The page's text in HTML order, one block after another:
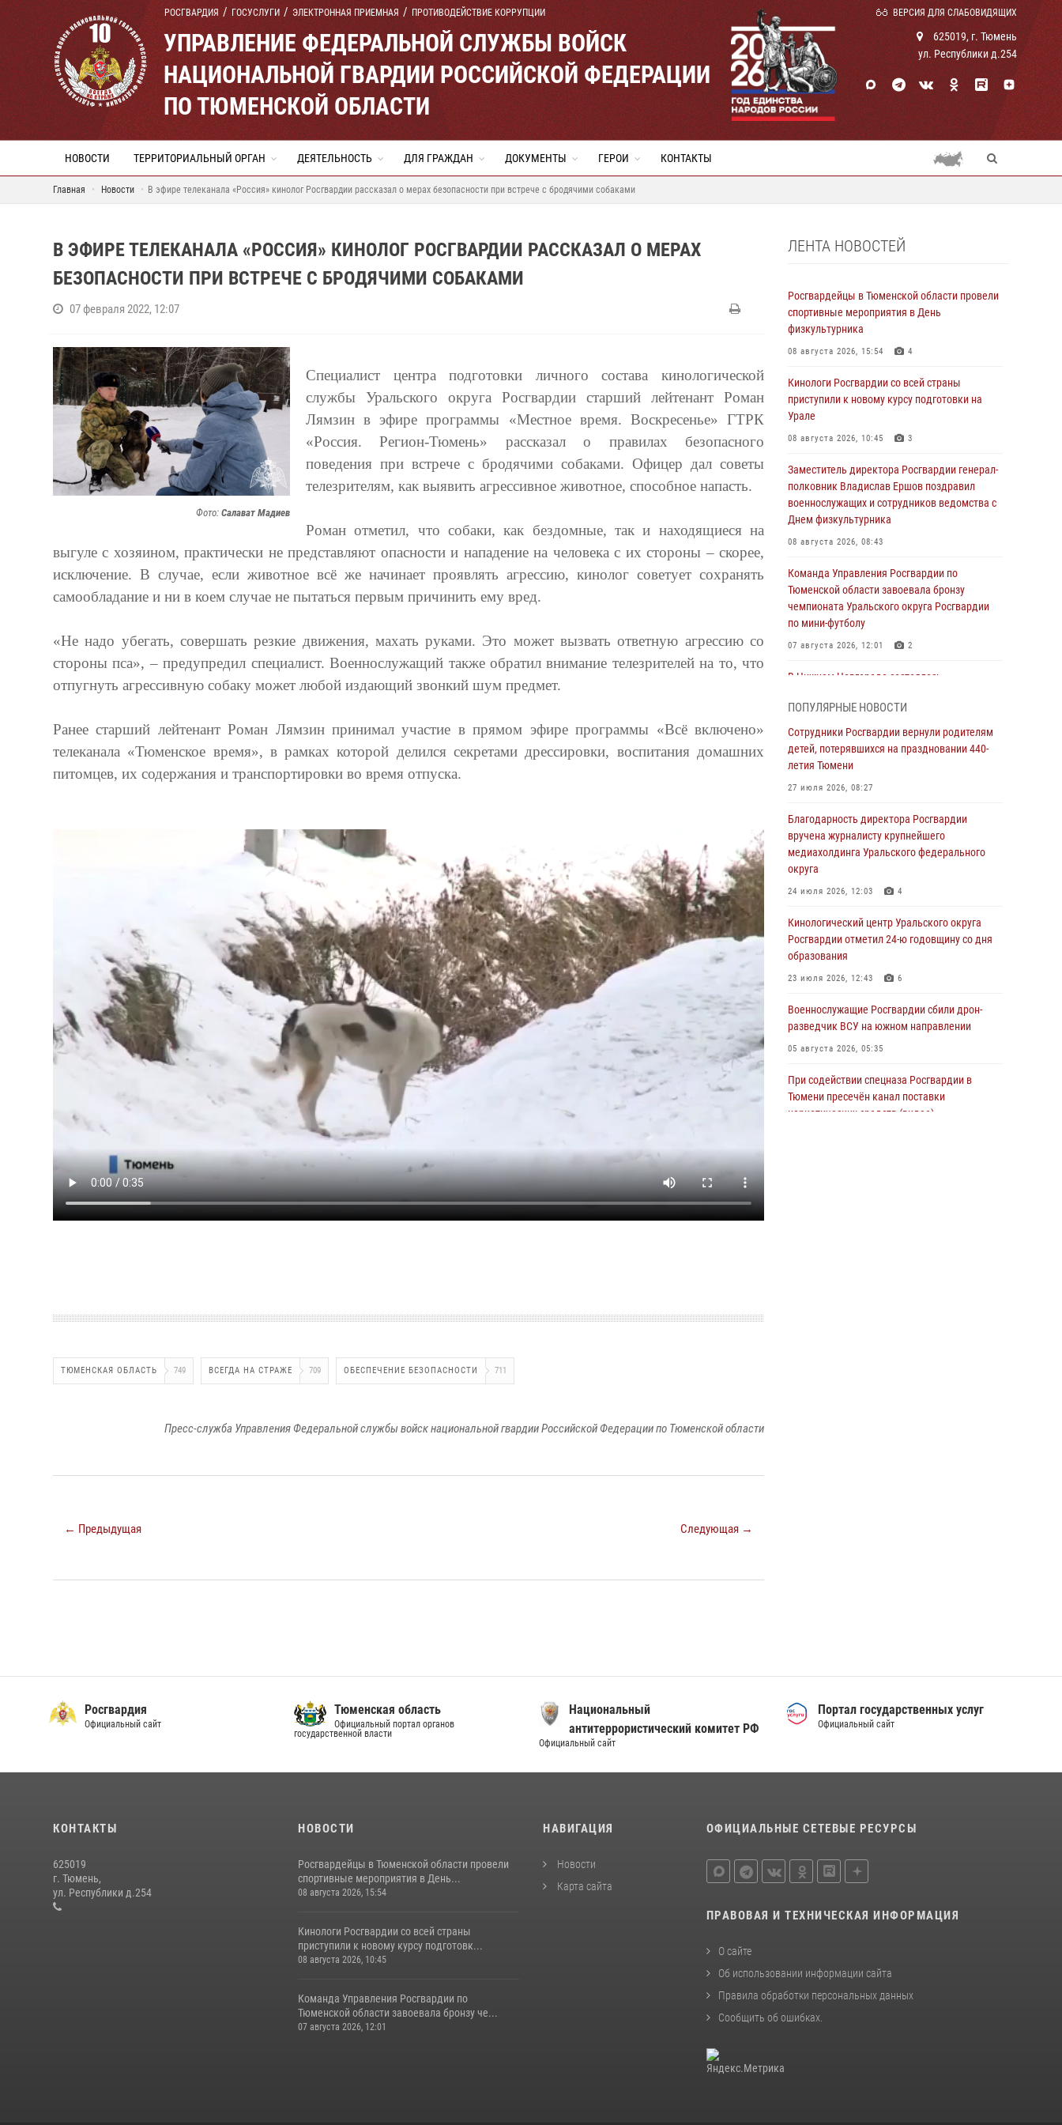
РОСГВАРДИЯ ГОСУСЛУГИ ЭЛЕКТРОННАЯ ПРИЕМНАЯ ПРОТИВОДЕЙСТВИЕ КОРРУПЦИИ ВЕРСИЯ ДЛЯ СЛАБОВИДЯЩИХ
УПРАВЛЕНИЕ ФЕДЕРАЛЬНОЙ СЛУЖБЫ ВОЙСК
НАЦИОНАЛЬНОЙ ГВАРДИИ РОССИЙСКОЙ ФЕДЕРАЦИИ
ПО ТЮМЕНСКОЙ ОБЛАСТИ
625019, г. Тюмень
ул. Республики д.254
НОВОСТИ ТЕРРИТОРИАЛЬНЫЙ ОРГАН ДЕЯТЕЛЬНОСТЬ ДЛЯ ГРАЖДАН ДОКУМЕНТЫ ГЕРОИ КОНТАКТЫ
Главная Новости В эфире телеканала «Россия» кинолог Росгвардии рассказал о мерах безопасности при встрече с бродячими собаками
В ЭФИРЕ ТЕЛЕКАНАЛА «РОССИЯ» КИНОЛОГ РОСГВАРДИИ РАССКАЗАЛ О МЕРАХ
БЕЗОПАСНОСТИ ПРИ ВСТРЕЧЕ С БРОДЯЧИМИ СОБАКАМИ
07 февраля 2022, 12:07
Фото: Салават Мадиев
Специалист центра подготовки личного состава кинологической
службы Уральского округа Росгвардии старший лейтенант Роман
Лямзин в эфире программы «Местное время. Воскресенье» ГТРК
«Россия. Регион-Тюмень» рассказал о правилах безопасного
поведения при встрече с бродячими собаками. Офицер дал советы
телезрителям, как выявить агрессивное животное, способное напасть.
Роман отметил, что собаки, как бездомные, так и находящиеся на
выгуле с хозяином, практически не представляют опасности и нападение на человека с их стороны – скорее,
исключение. В случае, если животное всё же начинает проявлять агрессию, кинолог советует сохранять
самообладание и ни в коем случае не пытаться первым причинить ему вред.
«Не надо убегать, совершать резкие движения, махать руками. Это может вызвать ответную агрессию со
стороны пса», – предупредил специалист. Военнослужащий также обратил внимание телезрителей на то, что
отпугнуть агрессивную собаку может любой издающий звонкий шум предмет.
Ранее старший лейтенант Роман Лямзин принимал участие в прямом эфире программы «Всё включено»
телеканала «Тюменское время», в рамках которой делился секретами дрессировки, воспитания домашних
питомцев, их содержания и транспортировки во время отпуска.
ТЮМЕНСКАЯ ОБЛАСТЬ 749 ВСЕГДА НА СТРАЖЕ 709 ОБЕСПЕЧЕНИЕ БЕЗОПАСНОСТИ 711
Пресс-служба Управления Федеральной службы войск национальной гвардии Российской Федерации по Тюменской области
← Предыдущая Следующая →
ЛЕНТА НОВОСТЕЙ
Росгвардейцы в Тюменской области провели
спортивные мероприятия в День
физкультурника
08 августа 2026, 15:54 4
Кинологи Росгвардии со всей страны
приступили к новому курсу подготовки на
Урале
08 августа 2026, 10:45 3
Заместитель директора Росгвардии генерал-
полковник Владислав Ершов поздравил
военнослужащих и сотрудников ведомства с
Днем физкультурника
08 августа 2026, 08:43
Команда Управления Росгвардии по
Тюменской области завоевала бронзу
чемпионата Уральского округа Росгвардии
по мини-футболу
07 августа 2026, 12:01 2
В Нижнем Новгороде состоялось
вопросам развития вневедомственной
охраны Росгвардии (видео)
07 августа 2026, 11:48 3 1
Тюмени
07 августа 2026, 10:57 5
Память военнослужащих, погибших в разные
годы при исполнении воинского долга,
Уральского округа Росгвардии
06 августа 2026, 12:38 6
Росгвардейцы в Тюменской области
напоминают о мерах безопасности
06 августа 2026, 12:33 2
фотопроекте «Прогуляемся по Тюменской
области» в рамках акции «Храним огонь
ПОПУЛЯРНЫЕ НОВОСТИ
Сотрудники Росгвардии вернули родителям
детей, потерявшихся на праздновании 440-
летия Тюмени
27 июля 2026, 08:27
Благодарность директора Росгвардии
вручена журналисту крупнейшего
медиахолдинга Уральского федерального
округа
24 июля 2026, 12:03 4
Кинологический центр Уральского округа
Росгвардии отметил 24-ю годовщину со дня
образования
23 июля 2026, 12:43 6
Военнослужащие Росгвардии сбили дрон-
разведчик ВСУ на южном направлении
05 августа 2026, 05:35
При содействии спецназа Росгвардии в
Тюмени пресечён канал поставки
наркотических средств (видео)
Росгвардия
Официальный сайт
Тюменская область
Официальный портал органов
государственной власти
Национальный
антитеррористический комитет РФ
Официальный сайт
Портал государственных услуг
Официальный сайт
КОНТАКТЫ
625019
г. Тюмень,
ул. Республики д.254
НОВОСТИ
Росгвардейцы в Тюменской области провели
спортивные мероприятия в День...
08 августа 2026, 15:54
Кинологи Росгвардии со всей страны
приступили к новому курсу подготовк...
08 августа 2026, 10:45
Команда Управления Росгвардии по
Тюменской области завоевала бронзу че...
07 августа 2026, 12:01
НАВИГАЦИЯ
Новости
Карта сайта
ОФИЦИАЛЬНЫЕ СЕТЕВЫЕ РЕСУРСЫ
ПРАВОВАЯ И ТЕХНИЧЕСКАЯ ИНФОРМАЦИЯ
О сайте
Об использовании информации сайта
Правила обработки персональных данных
Сообщить об ошибках.